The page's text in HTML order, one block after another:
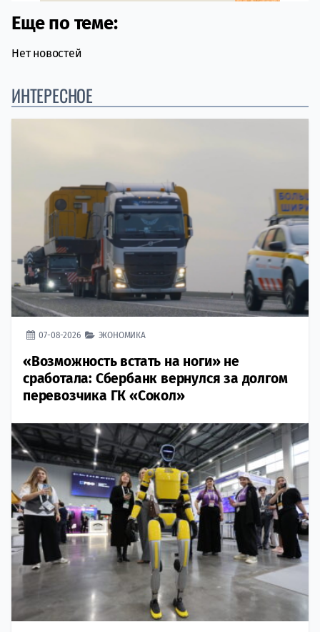
Еще по теме:
Нет новостей
ИНТЕРЕСНОЕ
07-08-2026 ЭКОНОМИКА
«Возможность встать на ноги» не
сработала: Сбербанк вернулся за долгом
перевозчика ГК «Сокол»